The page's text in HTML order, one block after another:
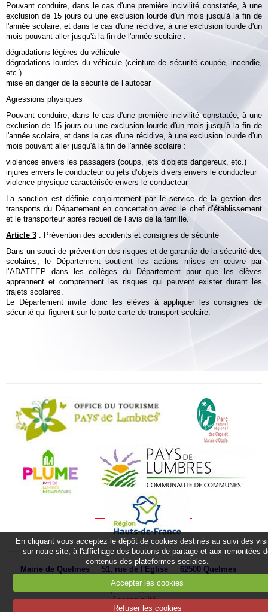
Pouvant conduire, dans le cas d'une première incivilité constatée, à une
exclusion de 15 jours ou une exclusion lourde d'un mois jusqu'à la fin de
l'année scolaire, et dans le cas d'une récidive, à une exclusion lourde d'un
mois pouvant aller jusqu'à la fin de l'année scolaire :
dégradations légères du véhicule
dégradations lourdes du véhicule (ceinture de sécurité coupée, incendie,
etc.)
mise en danger de la sécurité de l’autocar
Agressions physiques
Pouvant conduire, dans le cas d'une première incivilité constatée, à une
exclusion de 15 jours ou une exclusion lourde d'un mois jusqu'à la fin de
l'année scolaire, et dans le cas d'une récidive, à une exclusion lourde d'un
mois pouvant aller jusqu'à la fin de l'année scolaire :
violences envers les passagers (coups, jets d’objets dangereux, etc.)
injures envers le conducteur ou jets d’objets divers envers le conducteur
violence physique caractérisée envers le conducteur
La sanction est définie conjointement par le service de la gestion des
transports du Département en concertation avec le chef d’établissement
et le transporteur après recueil de l’avis de la famille.
Article 3 : Prévention des accidents et consignes de sécurité
Dans un souci de prévention des risques et de garantie de la sécurité des
scolaires, le Département soutient les actions mises en œuvre par
l’ADATEEP dans les collèges du Département pour que les élèves
apprennent et comprennent les risques qui peuvent exister durant les
trajets scolaires.
Le Département invite donc les élèves à appliquer les consignes de
sécurité qui figurent sur le porte-carte de transport scolaire.
Mairie de Quelmes 51, rue de l'Église 62500 Quelmes
Téléphone : 03 21 39 63 50 Fax :
03 21 93 79 14
mairie.quelmes@wanadoo.fr
Accessibilité
En cliquant vous acceptez le dépôt de cookies destinés au suivi des
sur notre site, à l'affichage des boutons de partage et aux remontées
contenus des plateformes sociales.
Accepter les cookies
Refuser les cookies